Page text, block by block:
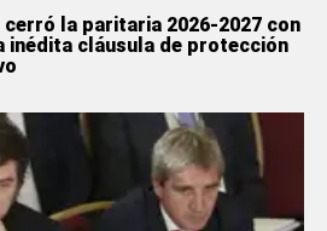
cerró la paritaria 2026-2027 con
inédita cláusula de protección